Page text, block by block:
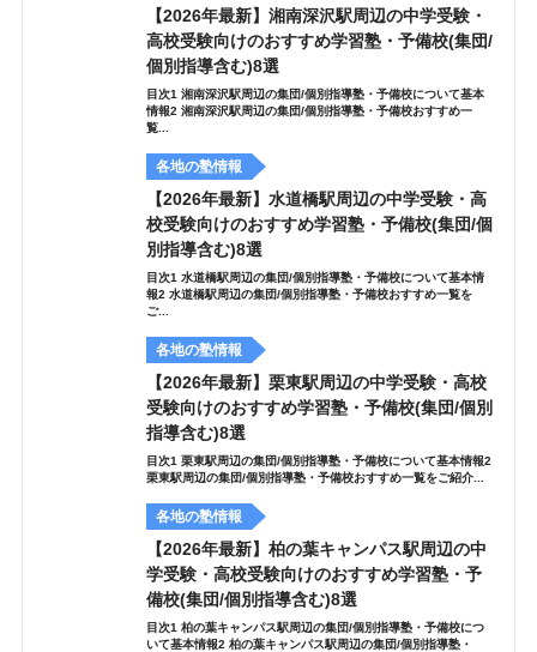
【2026年最新】湘南深沢駅周辺の中学受験・
高校受験向けのおすすめ学習塾・予備校(集団/
個別指導含む)8選
目次1 湘南深沢駅周辺の集団/個別指導塾・予備校について基本
情報2 湘南深沢駅周辺の集団/個別指導塾・予備校おすすめ一
覧...
各地の塾情報
【2026年最新】水道橋駅周辺の中学受験・高
校受験向けのおすすめ学習塾・予備校(集団/個
別指導含む)8選
目次1 水道橋駅周辺の集団/個別指導塾・予備校について基本情
報2 水道橋駅周辺の集団/個別指導塾・予備校おすすめ一覧を
ご...
各地の塾情報
【2026年最新】栗東駅周辺の中学受験・高校
受験向けのおすすめ学習塾・予備校(集団/個別
指導含む)8選
目次1 栗東駅周辺の集団/個別指導塾・予備校について基本情報2
栗東駅周辺の集団/個別指導塾・予備校おすすめ一覧をご紹介...
各地の塾情報
【2026年最新】柏の葉キャンパス駅周辺の中
学受験・高校受験向けのおすすめ学習塾・予
備校(集団/個別指導含む)8選
目次1 柏の葉キャンパス駅周辺の集団/個別指導塾・予備校につ
いて基本情報2 柏の葉キャンパス駅周辺の集団/個別指導塾・